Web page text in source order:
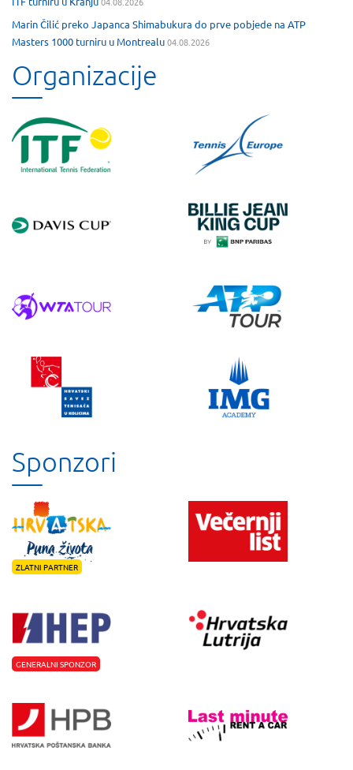
Marin Čilić preko Japanca Shimabukura do prve pobjede na ATP
Masters 1000 turniru u Montrealu04.08.2026
Organizacije
Sponzori
ZLATNI PARTNER
GENERALNI SPONZOR